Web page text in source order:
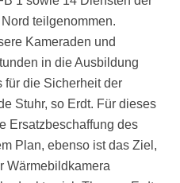
teilgenommen.
Kameraden und
in die Ausbildung
für die Sicherheit der
Stuhr, so Erdt. Für dieses
Ersatzbeschaffung des
Plan, ebenso ist das Ziel,
Wärmebildkamera